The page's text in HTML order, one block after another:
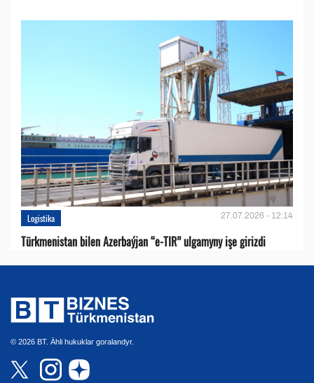
Logistika 27.07.2026 - 12:14
Türkmenistan bilen Azerbaýjan “e-TIR” ulgamyny işe girizdi
© 2026 BT. Ähli hukuklar goralandyr.